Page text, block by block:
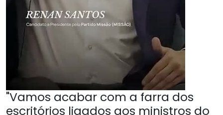
"Vamos acabar com a farra dos
escritórios ligados aos ministros do